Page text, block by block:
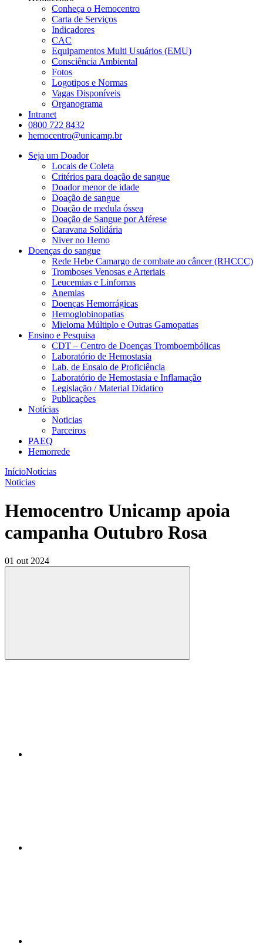
Conheça o Hemocentro
Carta de Serviços
Indicadores
CAC
Equipamentos Multi Usuários (EMU)
Consciência Ambiental
Fotos
Logotipos e Normas
Vagas Disponíveis
Organograma
Intranet
0800 722 8432
hemocentro@unicamp.br
Seja um Doador
Locais de Coleta
Critérios para doação de sangue
Doador menor de idade
Doação de sangue
Doação de medula óssea
Doação de Sangue por Aférese
Caravana Solidária
Niver no Hemo
Doenças do sangue
Rede Hebe Camargo de combate ao câncer (RHCCC)
Tromboses Venosas e Arteriais
Leucemias e Linfomas
Anemias
Doenças Hemorrágicas
Hemoglobinopatias
Mieloma Múltiplo e Outras Gamopatias
Ensino e Pesquisa
CDT – Centro de Doenças Tromboembólicas
Laboratório de Hemostasia
Lab. de Ensaio de Proficiência
Laboratório de Hemostasia e Inflamação
Legislação / Material Didatico
Publicações
Notícias
Noticias
Parceiros
PAEQ
Hemorrede
InícioNotícias
Noticias
Hemocentro Unicamp apoia
campanha Outubro Rosa
01 out 2024
Compartilhar